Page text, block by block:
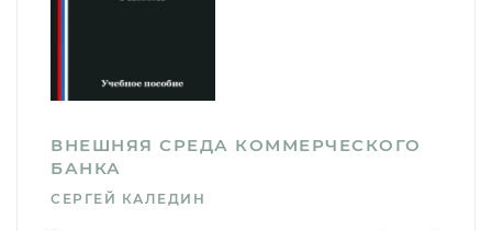
ВНЕШНЯЯ СРЕДА КОММЕРЧЕСКОГО
БАНКА
СЕРГЕЙ КАЛЕДИН